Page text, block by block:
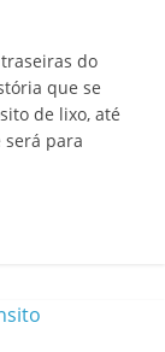
do
que se
de lixo, até
será para